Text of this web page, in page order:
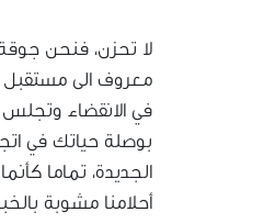
لا تحزن، فنحن
معروف الى مستقبل
في الانقضاء وتجلس
بوصلة حياتك في
الجديدة، تماما
أحلامنا مشوبة